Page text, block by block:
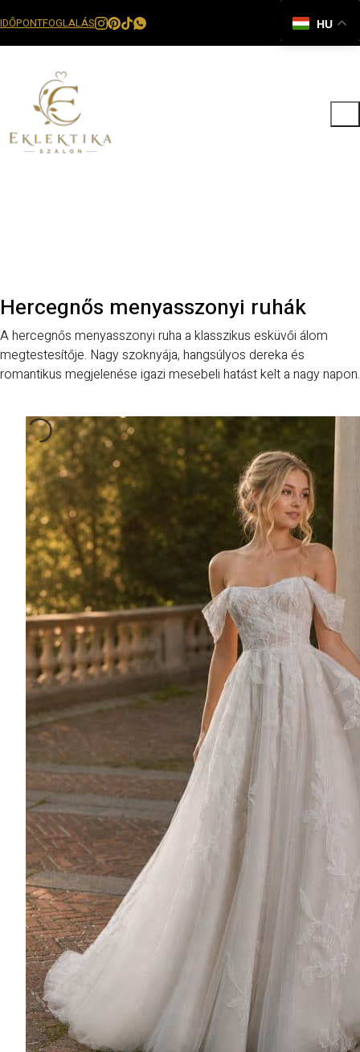
IDŐPONTFOGLALÁS HU
Hercegnős menyasszonyi ruhák
A hercegnős menyasszonyi ruha a klasszikus esküvői álom
megtestesítője. Nagy szoknyája, hangsúlyos dereka és
romantikus megjelenése igazi mesebeli hatást kelt a nagy napon.